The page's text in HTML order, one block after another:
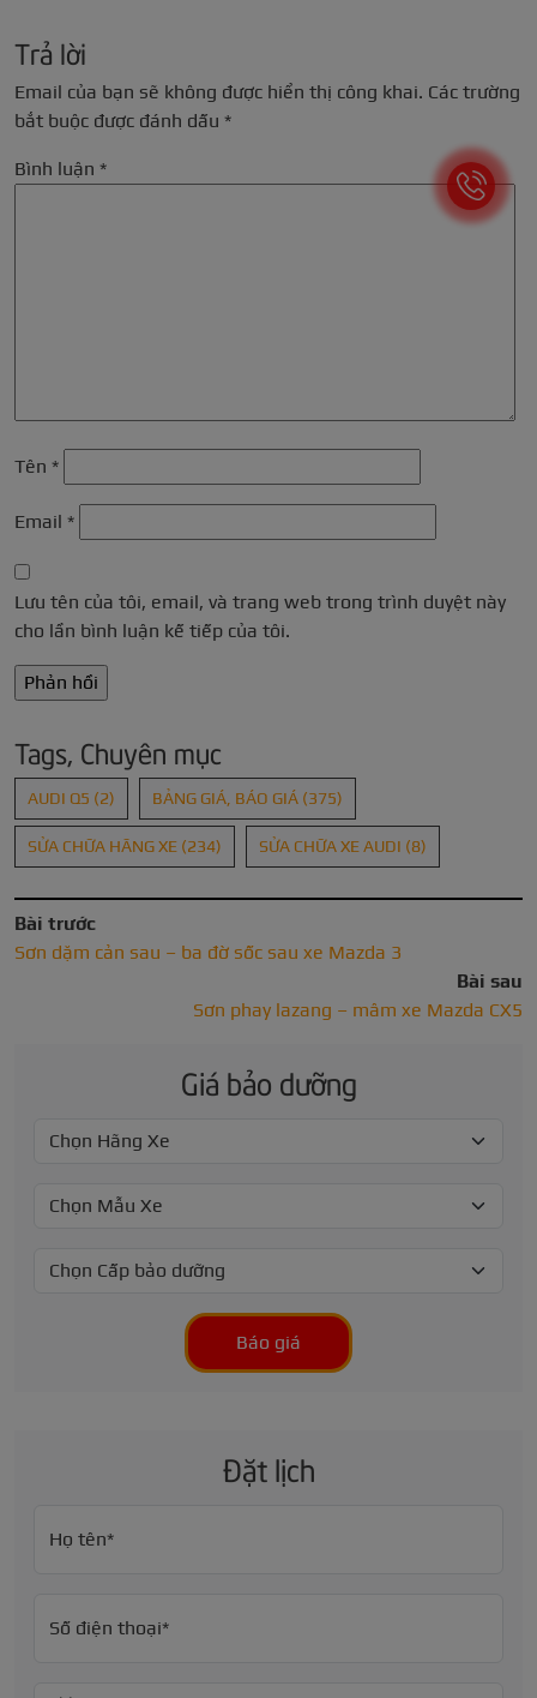
Trả lời
Email của bạn sẽ không được hiển thị công khai. Các trường
bắt buộc được đánh dấu *
Bình luận *
Tên *
Email *
Lưu tên của tôi, email, và trang web trong trình duyệt này
cho lần bình luận kế tiếp của tôi.
Tags, Chuyên mục
AUDI Q5 (2) BẢNG GIÁ, BÁO GIÁ (375)
SỬA CHỮA HÃNG XE (234) SỬA CHỮA XE AUDI (8)
Bài trước
Sơn dặm cản sau – ba đờ sốc sau xe Mazda 3
Bài sau
Sơn phay lazang – mâm xe Mazda CX5
Giá bảo dưỡng
Báo giá
Đặt lịch
Họ tên*
Số điện thoại*